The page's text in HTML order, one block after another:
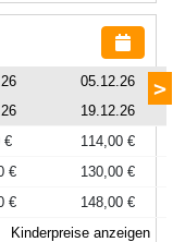
>
05.12.26
19.12.26
€
114,00 €
€
130,00 €
€
148,00 €
Kinderpreise anzeigen